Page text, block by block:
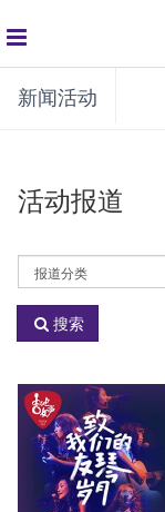
global
navigation
新闻活动
活动报道
活
动
分
搜索